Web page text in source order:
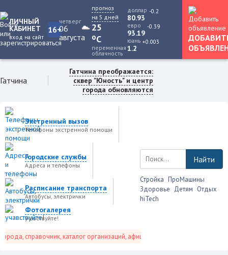
ЛИЧНЫЙ
КАБИНЕТ
вход на сайт
16+
четверг
06
августа
прогноз
на 5 дней
25
oC
переменная
облачность
доллар
80.93
-0.2
евро
93.19
-0.39
юань
1.2
+0.003
Гатчина
Гатчина преображается:
сквер "Юность" и центр
города обновляются
Экстренный вызов
Телефоны экстренной помощи
Городские службы
Адреса и телефоны
Расписание транспорта
Автобусы, электрички
Фотогалерея
учавствуйте!
справочник, каталог организаций, афиша событий и не только это.
Найти
Стройка ПроМашины
Здоровье Детям Отдых
hiTech